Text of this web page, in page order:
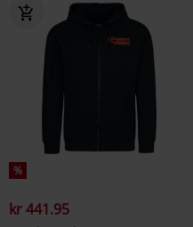
%
kr 441.95